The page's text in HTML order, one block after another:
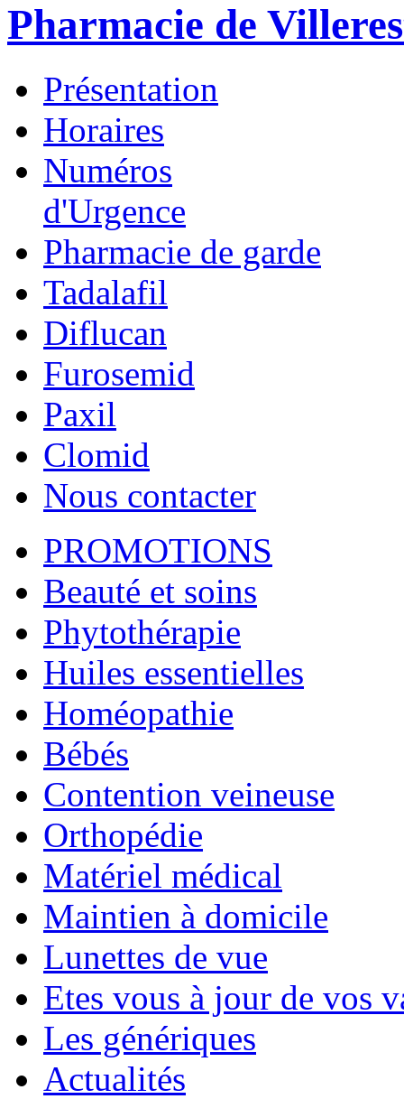
Pharmacie de
Présentation
Horaires
Numéros
d'Urgence
Pharmacie de garde
Tadalafil
Diflucan
Furosemid
Paxil
Clomid
Nous contacter
PROMOTIONS
Beauté et soins
Phytothérapie
Huiles essentielles
Homéopathie
Bébés
Contention veineuse
Orthopédie
Matériel médical
Maintien à domicile
Lunettes de vue
Etes vous à jour de vos
Les génériques
Actualités